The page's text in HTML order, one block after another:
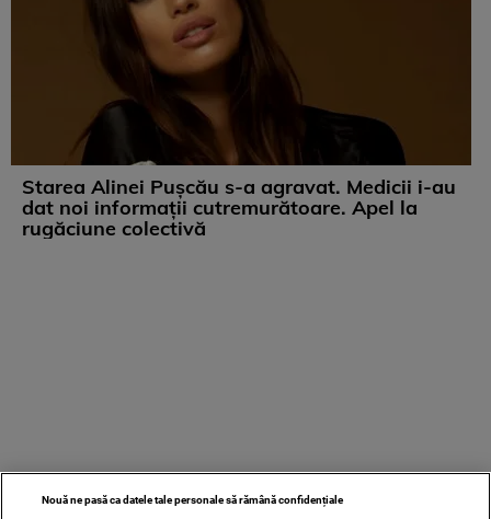
Starea Alinei Pușcău s-a agravat. Medicii i-au
dat noi informații cutremurătoare. Apel la
rugăciune colectivă
Nouă ne pasă ca datele tale personale să rămână confidențiale